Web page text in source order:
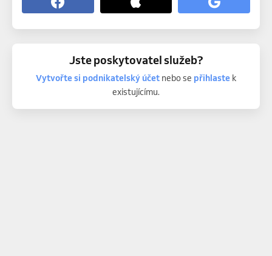
Jste poskytovatel služeb?
Vytvořte si podnikatelský účetnebo se přihlastek
existujícímu.